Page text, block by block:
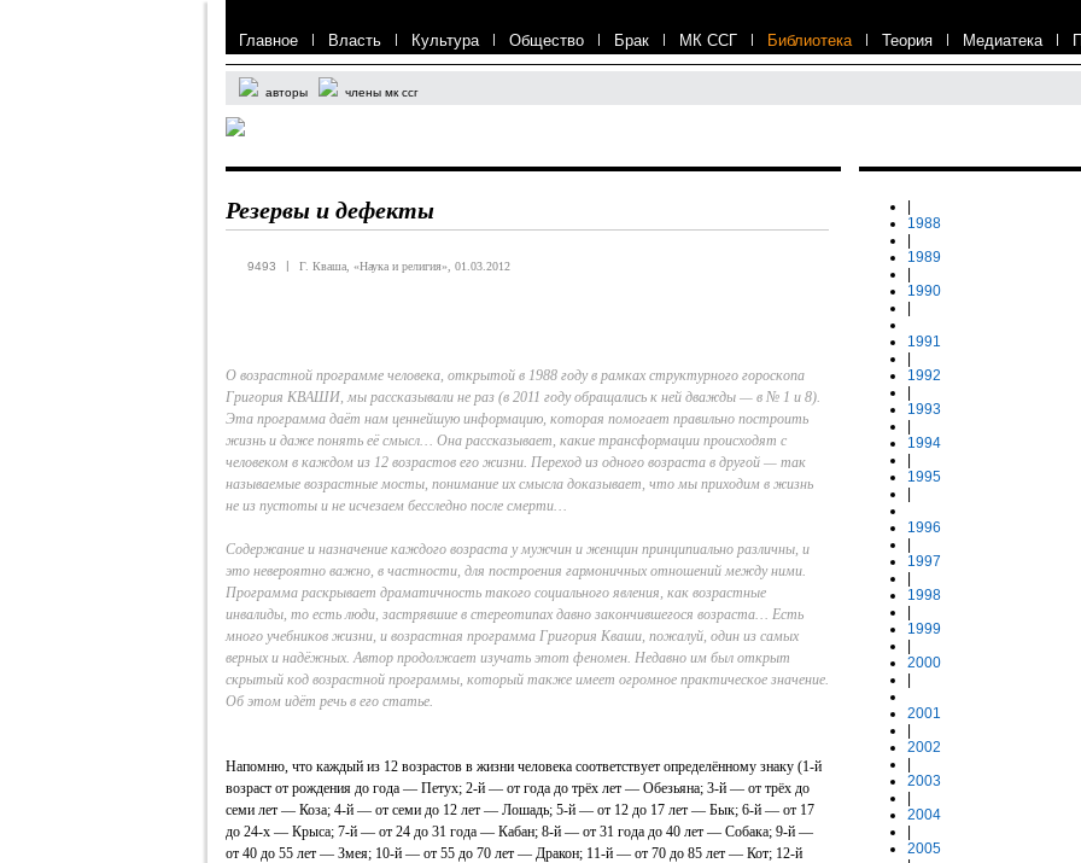
Главное | Власть | Культура | Общество | Брак | МК ССГ | Библиотека | Теория | Медиатека |
авторы члены мк ссг
Резервы и дефекты
9493 | Г. Кваша, «Наука и религия», 01.03.2012
О возрастной программе человека, открытой в 1988 году в рамках структурного гороскопа
Григория КВАШИ, мы рассказывали не раз (в 2011 году обращались к ней дважды — в № 1 и 8).
Эта программа даёт нам ценнейшую информацию, которая помогает правильно построить
жизнь и даже понять её смысл… Она рассказывает, какие трансформации происходят с
человеком в каждом из 12 возрастов его жизни. Переход из одного возраста в другой — так
называемые возрастные мосты, понимание их смысла доказывает, что мы приходим в жизнь
не из пустоты и не исчезаем бесследно после смерти…
Содержание и назначение каждого возраста у мужчин и женщин принципиально различны, и
это невероятно важно, в частности, для построения гармоничных отношений между ними.
Программа раскрывает драматичность такого социального явления, как возрастные
инвалиды, то есть люди, застрявшие в стереотипах давно закончившегося возраста… Есть
много учебников жизни, и возрастная программа Григория Кваши, пожалуй, один из самых
верных и надёжных. Автор продолжает изучать этот феномен. Недавно им был открыт
скрытый код возрастной программы, который также имеет огромное практическое значение.
Об этом идёт речь в его статье.
Напомню, что каждый из 12 возрастов в жизни человека соответствует определённому знаку (1‑й
возраст от рождения до года — Петух; 2‑й — от года до трёх лет — Обезьяна; 3‑й — от трёх до
семи лет — Коза; 4‑й — от семи до 12 лет — Лошадь; 5‑й — от 12 до 17 лет — Бык; 6‑й — от 17
до 24‑х — Крыса; 7‑й — от 24 до 31 года — Кабан; 8‑й — от 31 года до 40 лет — Собака; 9‑й —
от 40 до 55 лет — Змея; 10‑й — от 55 до 70 лет — Дракон; 11‑й — от 70 до 85 лет — Кот; 12‑й
1988
1989
1990
1991
1992
1993
1994
1995
1996
1997
1998
1999
2000
2001
2002
2003
2004
2005